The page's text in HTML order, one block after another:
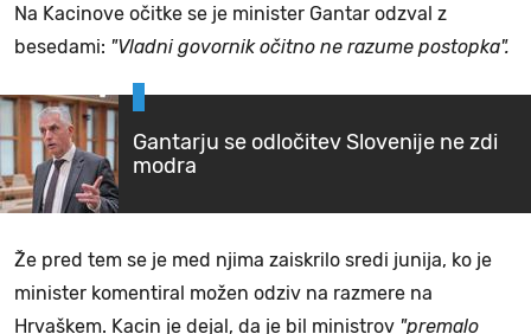
Na Kacinove očitke se je minister Gantar odzval z
besedami: "Vladni govornik očitno ne razume postopka".
Gantarju se odločitev Slovenije ne zdi
modra
Že pred tem se je med njima zaiskrilo sredi junija, ko je
minister komentiral možen odziv na razmere na
Hrvaškem. Kacin je dejal, da je bil ministrov "premalo